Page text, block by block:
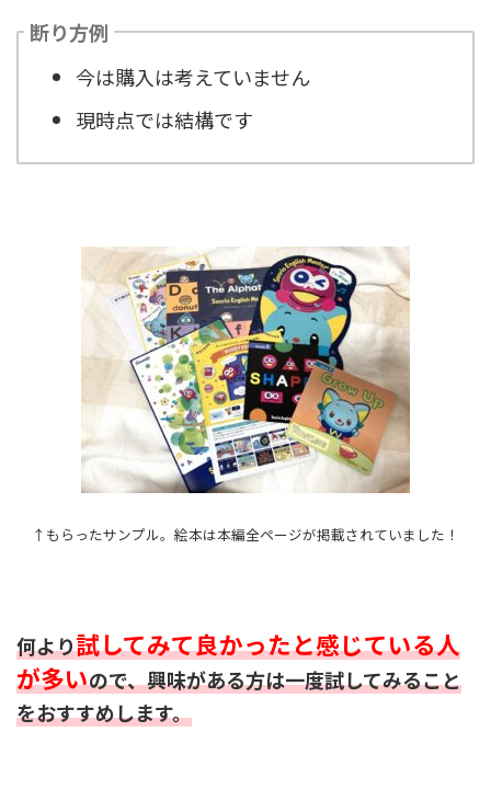
断り方例
今は購入は考えていません
現時点では結構です
↑もらったサンプル。絵本は本編全ページが掲載されていました！
何より試してみて良かったと感じている人
が多いので、興味がある方は一度試してみること
をおすすめします。